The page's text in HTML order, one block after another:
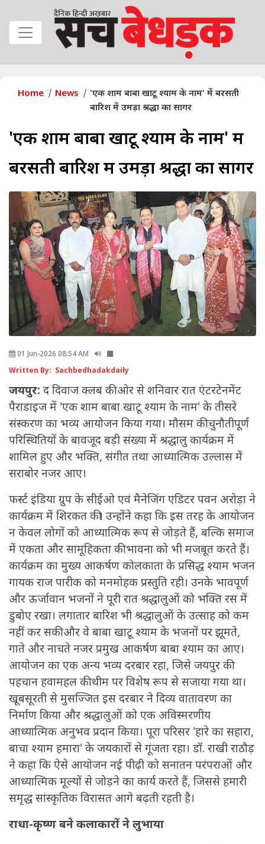
Home News
'एक शाम बाबा खाटू श्याम के नाम' में बरसती
बारिश में उमड़ा श्रद्धा का सागर
'एक शाम बाबा खाटू श्याम के नाम' में
बरसती बारिश में उमड़ा श्रद्धा का सागर
01 Jun-2026 08:54 AM
Written By: Sachbedhadakdaily
जयपुर: द दिवाज क्लब की ओर से शनिवार रात एंटरटेनमेंट
पैराडाइज में 'एक शाम बाबा खाटू श्याम के नाम' के तीसरे
संस्करण का भव्य आयोजन किया गया। मौसम की चुनौतीपूर्ण
परिस्थितियों के बावजूद बड़ी संख्या में श्रद्धालु कार्यक्रम में
शामिल हुए और भक्ति, संगीत तथा आध्यात्मिक उल्लास में
सराबोर नजर आए।
फर्स्ट इंडिया ग्रुप के सीईओ एवं मैनेजिंग एडिटर पवन अरोड़ा ने
कार्यक्रम में शिरकत की। उन्होंने कहा कि इस तरह के आयोजन
न केवल लोगों को आध्यात्मिक रूप से जोड़ते हैं, बल्कि समाज
में एकता और सामूहिकता की भावना को भी मजबूत करते हैं।
कार्यक्रम का मुख्य आकर्षण कोलकाता के प्रसिद्ध श्याम भजन
गायक राज पारीक को मनमोहक प्रस्तुति रही। उनके भावपूर्ण
और ऊर्जावान भजनों ने पूरी रात श्रद्धालुओं को भक्ति रस में
डुबोए रखा। लगातार बारिश भी श्रद्धालुओं के उत्साह को कम
नहीं कर सकी और वे बाबा खाटू श्याम के भजनों पर झूमते,
गाते और नाचते नजर प्रमुख आकर्षण बाबा श्याम का आए।
आयोजन का एक अन्य भव्य दरबार रहा, जिसे जयपुर की
पहचान हवामहल की थीम पर विशेष रूप से सजाया गया था।
खूबसूरती से मुसज्जित इस दरबार ने दिव्य वातावरण का
निर्माण किया और श्रद्धालुओं को एक अविस्मरणीय
आध्यात्मिक अनुभव प्रदान किया। पूरा परिसर 'हारे का सहारा,
बाचा श्याम हमारा' के जयकारों से गूंजता रहा। डॉ. राखी राठौड़
ने कहा कि ऐसे आयोजन नई पीढ़ी को सनातन परंपराओं और
आध्यात्मिक मूल्यों से जोड़ने का कार्य करते हैं, जिससे हमारी
समृद्ध सांस्कृतिक विरासत आगे बढ़ती रहती है।
राधा-कृष्ण बने कलाकारों ने लुभाया